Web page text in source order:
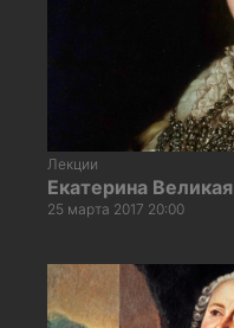
Лекции
Екатерина Великая
25 марта 2017 20:00